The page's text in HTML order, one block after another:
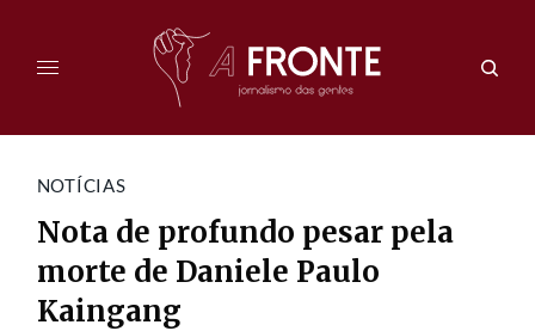
NOTÍCIAS
Nota de profundo pesar pela
morte de Daniele Paulo
Kaingang